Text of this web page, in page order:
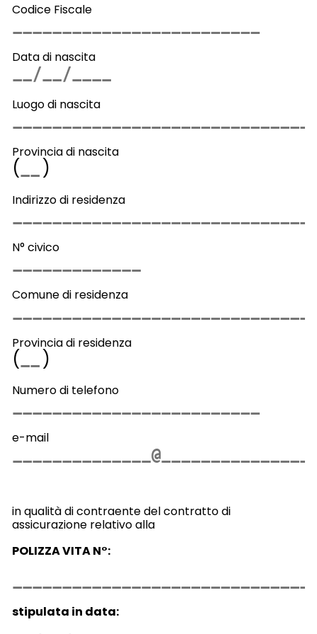
Codice Fiscale
Data di nascita
Luogo di nascita
Provincia di nascita
( )
Indirizzo di residenza
N° civico
Comune di residenza
Provincia di residenza
( )
Numero di telefono
e-mail
in qualità di contraente del contratto di
assicurazione relativo alla
POLIZZA VITA N°:
stipulata in data: